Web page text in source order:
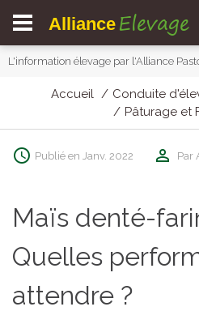
Alliance Elevage
L'information élevage par l'Alliance
Accueil Conduite
Pâturage et
Publié en Janv. 2022 Par
Maïs denté-
Quelles
attendre ?